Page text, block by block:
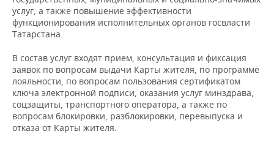
услуг, а также повышение эффективности
функционирования исполнительных органов госвласти
Татарстана.
В состав услуг входят прием, консультация и фиксация
заявок по вопросам выдачи Карты жителя, по программе
лояльности, по вопросам пользования сертификатом
ключа электронной подписи, оказания услуг минздрава,
соцзащиты, транспортного оператора, а также по
вопросам блокировки, разблокировки, перевыпуска и
отказа от Карты жителя.